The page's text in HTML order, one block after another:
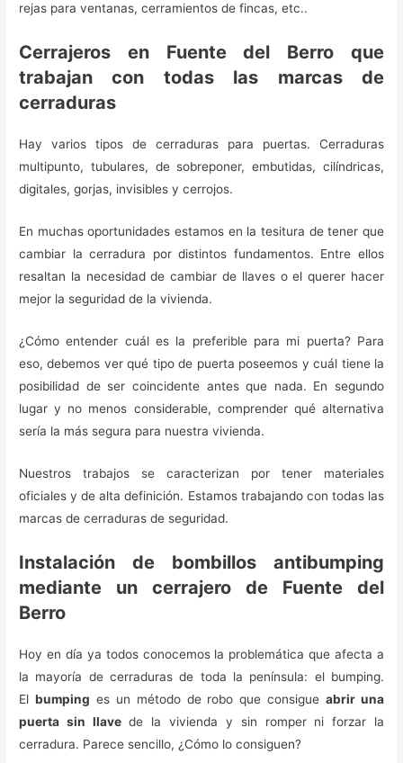
rejas para ventanas, cerramientos de fincas, etc..
Cerrajeros en Fuente del Berro que
trabajan con todas las marcas de
cerraduras
Hay varios tipos de cerraduras para puertas. Cerraduras
multipunto, tubulares, de sobreponer, embutidas, cilíndricas,
digitales, gorjas, invisibles y cerrojos.
En muchas oportunidades estamos en la tesitura de tener que
cambiar la cerradura por distintos fundamentos. Entre ellos
resaltan la necesidad de cambiar de llaves o el querer hacer
mejor la seguridad de la vivienda.
¿Cómo entender cuál es la preferible para mi puerta? Para
eso, debemos ver qué tipo de puerta poseemos y cuál tiene la
posibilidad de ser coincidente antes que nada. En segundo
lugar y no menos considerable, comprender qué alternativa
sería la más segura para nuestra vivienda.
Nuestros trabajos se caracterizan por tener materiales
oficiales y de alta definición. Estamos trabajando con todas las
marcas de cerraduras de seguridad.
Instalación de bombillos antibumping
mediante un cerrajero de Fuente del
Berro
Hoy en día ya todos conocemos la problemática que afecta a
la mayoría de cerraduras de toda la península: el bumping.
El bumping es un método de robo que consigueabrir una
puerta sin llavede la vivienda y sin romper ni forzar la
cerradura. Parece sencillo, ¿Cómo lo consiguen?